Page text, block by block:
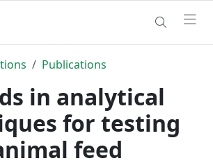
Publications
in analytical
for testing
feed